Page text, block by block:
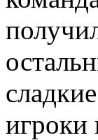
игроки